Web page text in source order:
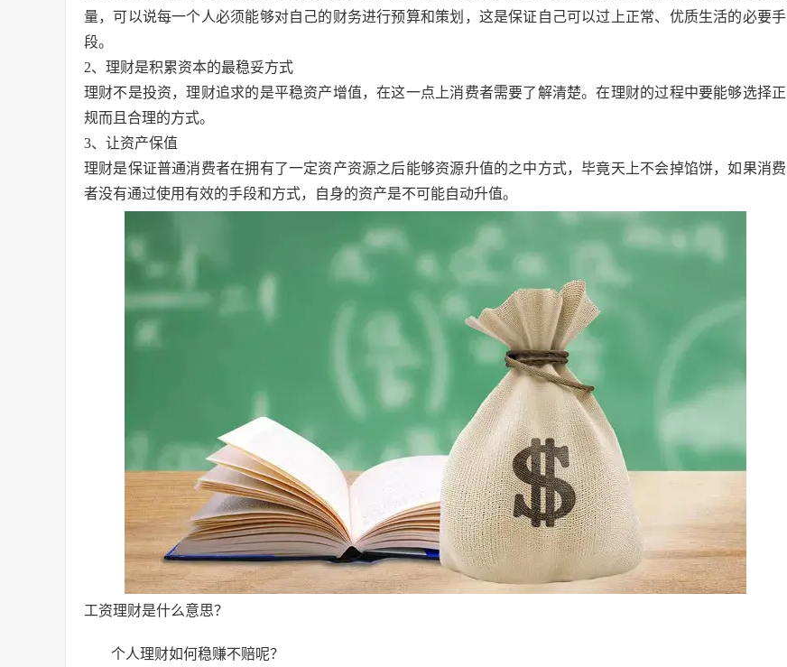
量，可以说每一个人必须能够对自己的财务进行预算和策划，这是保证自己可以过上正常、优质生活的必要手
段。
2、理财是积累资本的最稳妥方式
理财不是投资，理财追求的是平稳资产增值，在这一点上消费者需要了解清楚。在理财的过程中要能够选择正
规而且合理的方式。
3、让资产保值
理财是保证普通消费者在拥有了一定资产资源之后能够资源升值的之中方式，毕竟天上不会掉馅饼，如果消费
者没有通过使用有效的手段和方式，自身的资产是不可能自动升值。
工资理财是什么意思？
个人理财如何稳赚不赔呢？